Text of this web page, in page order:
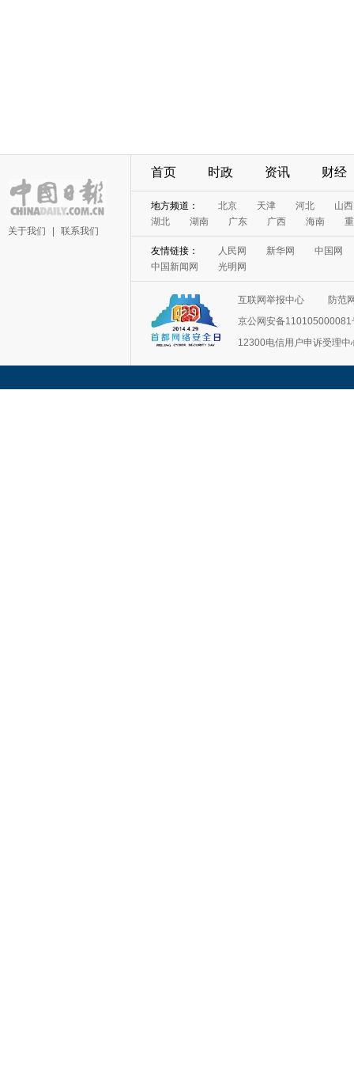
关于我们 联系我们
首页 时政 资讯 财经
地方频道： 北京 天津 河北
山西
湖北
湖南 广东 广西 海南
友情链接： 人民网 新华网
中国网
中国新闻网
光明网
互联网举报中心
防范
京公网安备110105000081
12300电信用户申诉受理中